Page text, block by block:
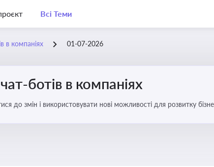
Всі Теми
в компаніях 01-07-2026
ботів в компаніях
до змін і використовувати нові можливості для розвитку